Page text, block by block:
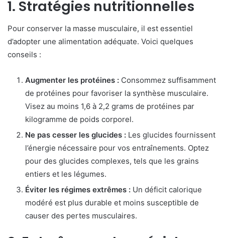
1. Stratégies nutritionnelles
Pour conserver la masse musculaire, il est essentiel
d’adopter une alimentation adéquate. Voici quelques
conseils :
Augmenter les protéines : Consommez suffisamment
de protéines pour favoriser la synthèse musculaire.
Visez au moins 1,6 à 2,2 grams de protéines par
kilogramme de poids corporel.
Ne pas cesser les glucides : Les glucides fournissent
l’énergie nécessaire pour vos entraînements. Optez
pour des glucides complexes, tels que les grains
entiers et les légumes.
Éviter les régimes extrêmes : Un déficit calorique
modéré est plus durable et moins susceptible de
causer des pertes musculaires.